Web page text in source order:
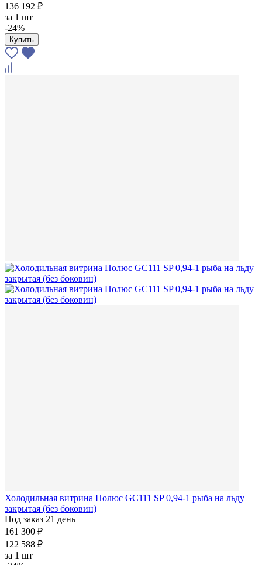
136 192 ₽
за 1 шт
-24%
Купить
Холодильная витрина Полюс GC111 SP 0,94-1 рыба на льду
закрытая (без боковин)
Под заказ 21 день
161 300 ₽
122 588 ₽
за 1 шт